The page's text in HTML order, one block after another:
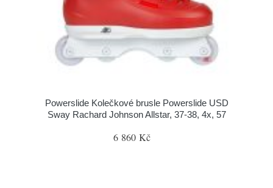
Powerslide Kolečkové brusle Powerslide USD
Sway Rachard Johnson Allstar, 37-38, 4x, 57
6 860 Kč